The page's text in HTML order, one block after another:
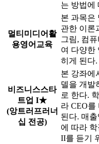
는 방법에
멀티미디어활
용영어교육
본 과목은
관한 이론
그림, 컴
여 다양한
히게 된다.
비즈니스스타
트업 I★
(앙트러프러너
십 전공)
본 강좌에
델을 개발
로 한다.
라 CEO를
된다. 매
에 따라
II를 듣기